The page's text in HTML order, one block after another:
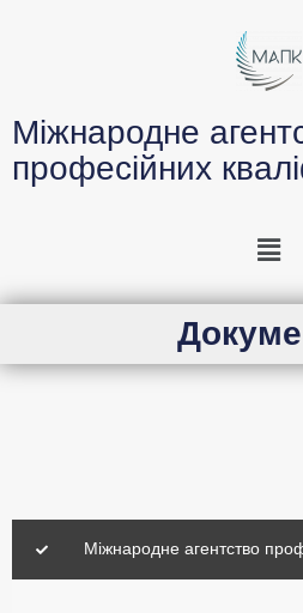
Міжнародне
професійних
Міжнародне агентство